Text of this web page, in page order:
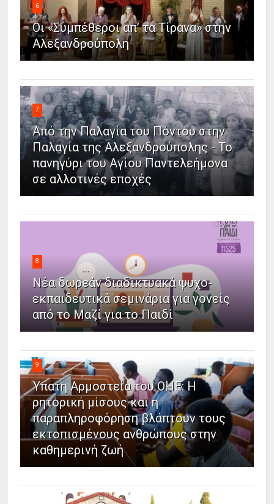
6
Οι «Συμπέθεροι απ’ τα Τίρανα» στην
Αλεξανδρούπολη
7
Από την Παλαγία του Πόντου στην
Παλαγία της Αλεξανδρούπολης - Το
πανηγύρι του Αγίου Παντελεήμονα
σε αλλοτινές εποχές
8
Νέα δωρεάν διαδικτυακά ψυχο-
εκπαιδευτικά σεμινάρια για γονείς
από το Μαζί για το Παιδί
9
Ύπατη Αρμοστεία του ΟΗΕ: Η
ρητορική μίσους και η
παραπληροφόρηση βλάπτουν τους
εκτοπισμένους ανθρώπους στην
καθημερινή ζωή